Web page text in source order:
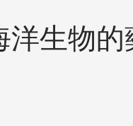
洋生物的